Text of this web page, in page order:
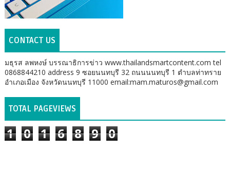
CONTACT US
มธุรส ลพหงษ์ บรรณาธิการข่าว www.thailandsmartcontent.com tel
0868844210 address 9 ซอยนนทบุรี 32 ถนนนนทบุรี 1 ตำบลท่าทราย
อำเภอเมือง จังหวัดนนทบุรี 11000 email:mam.maturos@gmail.com
TOTAL PAGEVIEWS
1 0 1 6 8 9 0